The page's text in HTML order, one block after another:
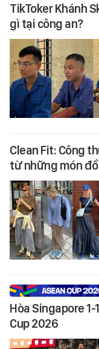
TikToker Khánh
gì tại công an?
Clean Fit: Công
từ những món
Hòa Singapore 1-
Cup 2026